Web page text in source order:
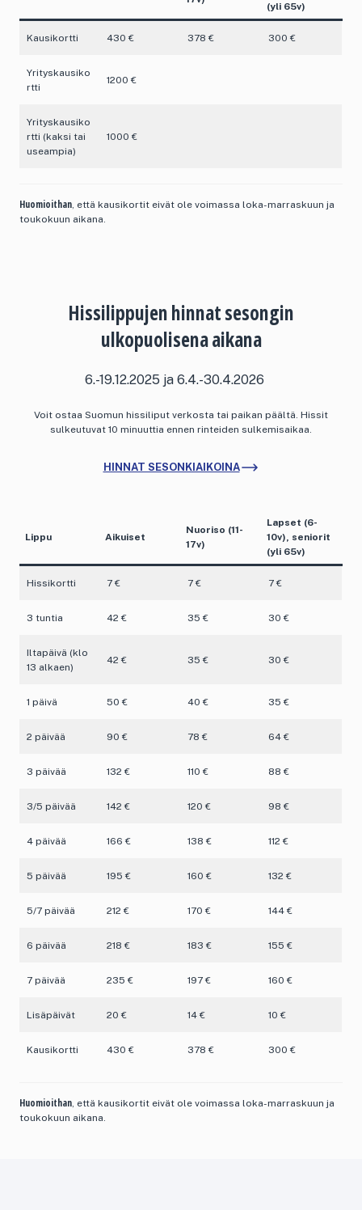
(yli 65v)
Kausikortti 430 € 378 € 300 €
Yrityskausiko
rtti
1200 €
Yrityskausiko
rtti (kaksi tai
useampia)
1000 €
Huomioithan, että kausikortit eivät ole voimassa loka-marraskuun ja
toukokuun aikana.
Hissilippujen hinnat sesongin
ulkopuolisena aikana
6.-19.12.2025 ja 6.4.-30.4.2026
Voit ostaa Suomun hissiliput verkosta tai paikan päältä. Hissit
sulkeutuvat 10 minuuttia ennen rinteiden sulkemisaikaa.
HINNAT SESONKIAIKOINA
Lippu Aikuiset
Nuoriso (11-
17v)
Lapset (6-
10v), seniorit
(yli 65v)
Hissikortti 7 € 7 € 7 €
3 tuntia 42 € 35 € 30 €
Iltapäivä (klo
13 alkaen)
42 € 35 € 30 €
1 päivä 50 € 40 € 35 €
2 päivää 90 € 78 € 64 €
3 päivää 132 € 110 € 88 €
3/5 päivää 142 € 120 € 98 €
4 päivää 166 € 138 € 112 €
5 päivää 195 € 160 € 132 €
5/7 päivää 212 € 170 € 144 €
6 päivää 218 € 183 € 155 €
7 päivää 235 € 197 € 160 €
Lisäpäivät 20 € 14 € 10 €
Kausikortti 430 € 378 € 300 €
Huomioithan, että kausikortit eivät ole voimassa loka-marraskuun ja
toukokuun aikana.